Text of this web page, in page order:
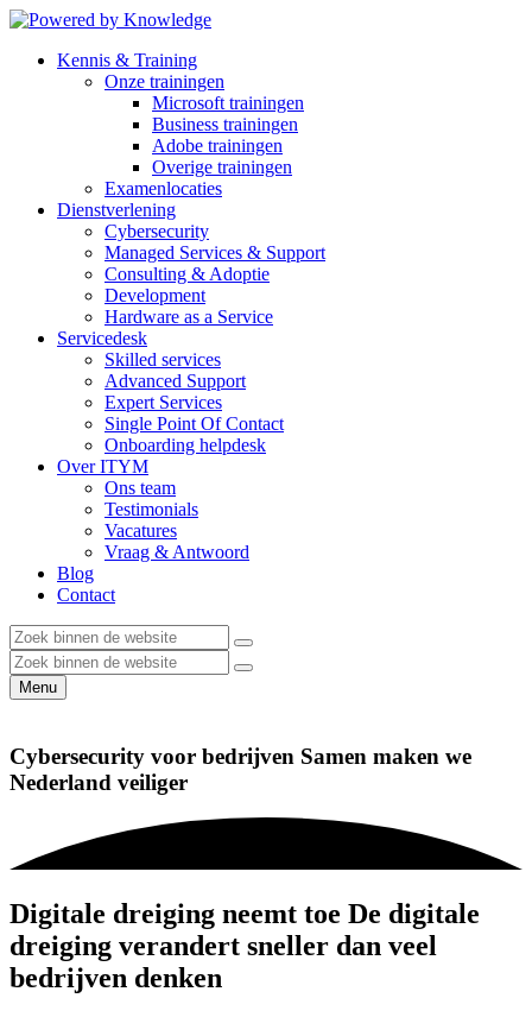
Kennis & Training
Onze trainingen
Microsoft trainingen
Business trainingen
Adobe trainingen
Overige trainingen
Examenlocaties
Dienstverlening
Cybersecurity
Managed Services & Support
Consulting & Adoptie
Development
Hardware as a Service
Servicedesk
Skilled services
Advanced Support
Expert Services
Single Point Of Contact
Onboarding helpdesk
Over ITYM
Ons team
Testimonials
Vacatures
Vraag & Antwoord
Blog
Contact
Menu
Cybersecurity voor bedrijven Samen maken we
Nederland veiliger
Digitale dreiging neemt toe De digitale
dreiging verandert sneller dan veel
bedrijven denken